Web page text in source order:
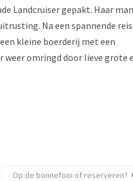
Landcruiser gepakt. Haar
Na een spannende reis
kleine boerderij met een
weer omringd door lieve grote
Op de bonnefooi of reserveren?